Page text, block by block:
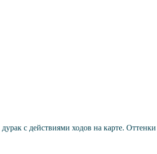
с действиями ходов на карте.